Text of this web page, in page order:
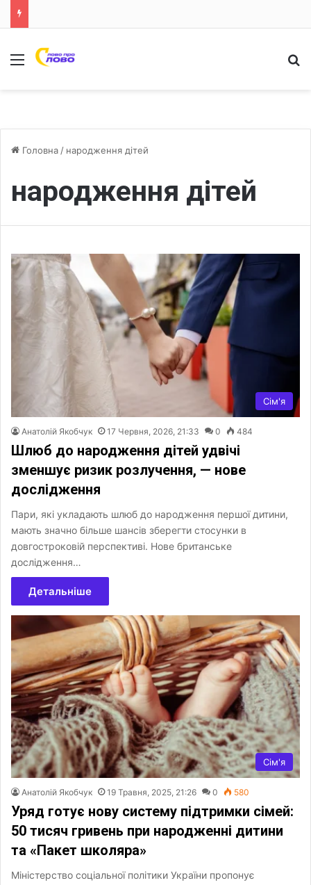
Меню
Головна / народження дітей
народження дітей
Сім'я
Анатолій Якобчук 17 Червня, 2026, 21:33 0 484
Шлюб до народження дітей удвічі
зменшує ризик розлучення, — нове
дослідження
Пари, які укладають шлюб до народження першої дитини,
мають значно більше шансів зберегти стосунки в
довгостроковій перспективі. Нове британське
дослідження…
Детальніше
Сім'я
Анатолій Якобчук 19 Травня, 2025, 21:26 0 580
Уряд готує нову систему підтримки сімей:
50 тисяч гривень при народженні дитини
та «Пакет школяра»
Міністерство соціальної політики України пропонує